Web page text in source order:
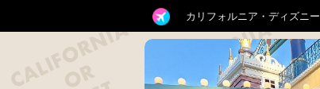
カリフォルニア・ディズニー